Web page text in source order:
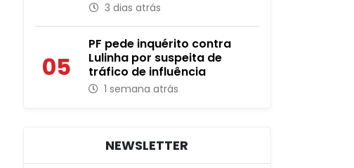
3 dias atrás
05
PF pede inquérito contra
Lulinha por suspeita de
tráfico de influência
1 semana atrás
NEWSLETTER